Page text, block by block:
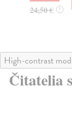
24,50 € ?
High-contrast
Čitatelia